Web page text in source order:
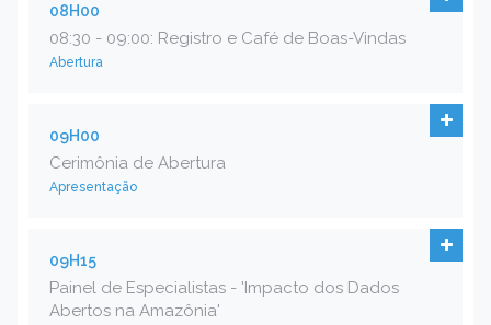
08H00
08:30 - 09:00: Registro e Café de Boas-Vindas
Abertura
09H00
Cerimônia de Abertura
Apresentação
09H15
Painel de Especialistas - 'Impacto dos Dados
Abertos na Amazônia'